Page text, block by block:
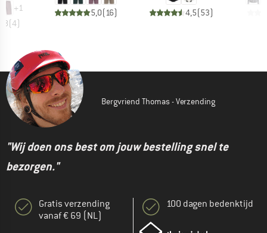
+1
(4)
5,0(16) 4,5(53)
Bergvriend Thomas - Verzending
"Wij doen ons best om jouw bestelling snel te
bezorgen."
Gratis verzending
vanaf € 69 (NL)
100 dagen bedenktijd